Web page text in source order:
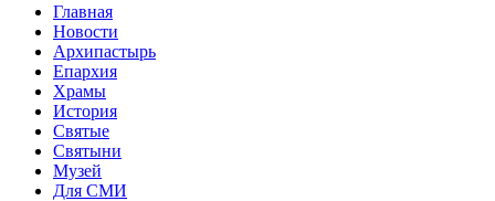
Главная
Новости
Архипастырь
Епархия
Храмы
История
Святые
Святыни
Музей
Для СМИ